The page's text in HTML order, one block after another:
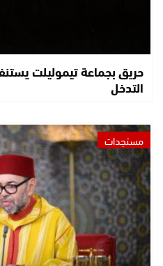
حريق بجماعة تيموليلت
التدخل
مستجدات